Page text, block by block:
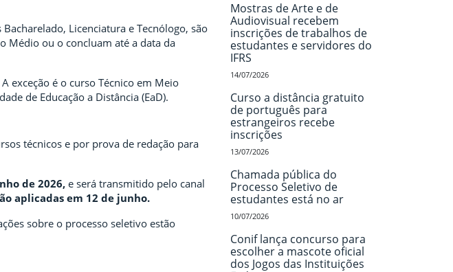
Licenciatura e Tecnólogo, são
Médio ou o concluam até a data da
exceção é o curso Técnico em Meio
de Educação a Distância (EaD).
técnicos e por prova de redação para
de 2026, e será transmitido pelo canal
aplicadas em 12 de junho.
sobre o processo seletivo estão
Mostras de Arte e de
Audiovisual recebem
inscrições de trabalhos de
estudantes e servidores do
IFRS
14/07/2026
Curso a distância gratuito
de português para
estrangeiros recebe
inscrições
13/07/2026
Chamada pública do
Processo Seletivo de
estudantes está no ar
10/07/2026
Conif lança concurso para
escolher a mascote oficial
dos Jogos das Instituições